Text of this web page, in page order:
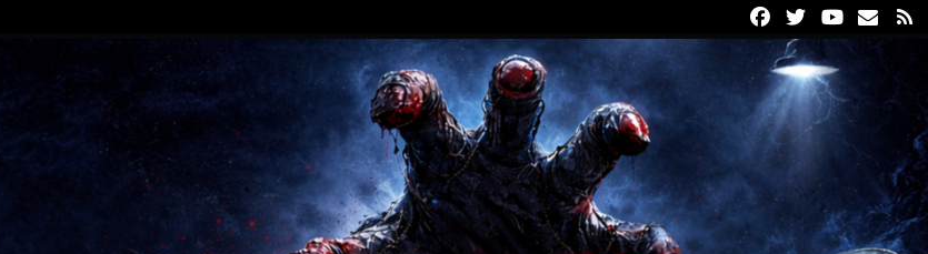
FacebookTwitterYoutube
Email